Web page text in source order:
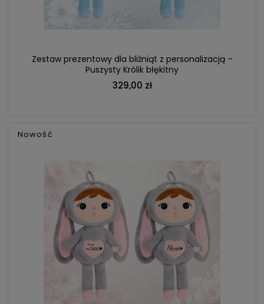
Zestaw prezentowy dla bliźniąt z personalizacją –
Puszysty Królik błękitny
329,00 zł
DO KOSZYKA
Nowość